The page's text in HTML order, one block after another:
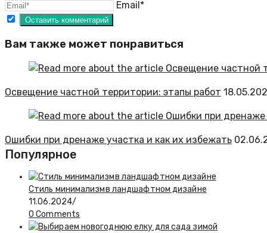
Email*
Вам также может понравиться
Освещение частной территории: этапы работ
Ошибки при дренаже участка и как их избежать
Популярное
Стиль минимализмв ландшафтном дизайне
11.06.2024/
0 Comments